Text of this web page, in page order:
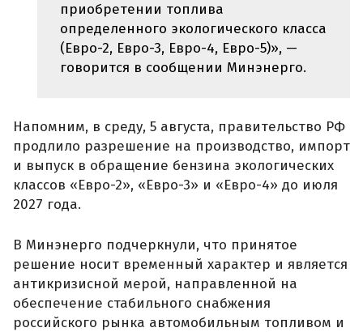
приобретении топлива
определенного экологического класса
(Евро-2, Евро-3, Евро-4, Евро-5)», —
говорится в сообщении Минэнерго.
Напомним, в среду, 5 августа, правительство РФ
продлило разрешение на производство, импорт
и выпуск в обращение бензина экологических
классов «Евро-2», «Евро-3» и «Евро-4» до июля
2027 года.
В Минэнерго подчеркнули, что принятое
решение носит временный характер и является
антикризисной мерой, направленной на
обеспечение стабильного снабжения
российского рынка автомобильным топливом и